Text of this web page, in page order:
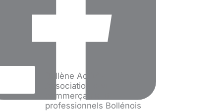
Bollène Activ' -
Association des
commerçants et
professionnels Bollénois